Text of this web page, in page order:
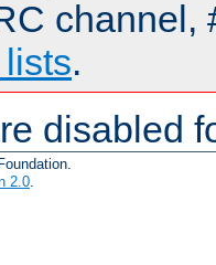
channel,
.
disabled
2.0.